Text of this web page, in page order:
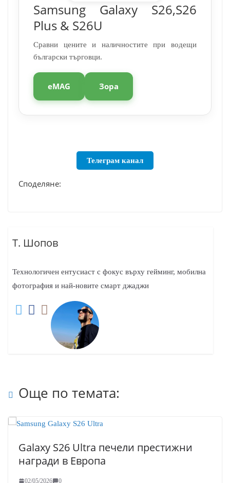
Samsung Galaxy S26,S26
Plus & S26U
Сравни цените и наличностите при водещи
български търговци.
eMAG Зора
Телеграм канал
Споделяне:
Т. Шопов
Технологичен ентусиаст с фокус върху гейминг, мобилна
фотография и най-новите смарт джаджи
Още по темата:
Galaxy S26 Ultra печели престижни
награди в Европа
02/05/2026 0